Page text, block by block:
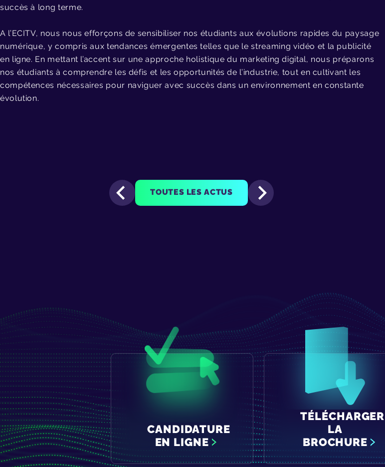
succès à long terme.
A l’ECITV, nous nous efforçons de sensibiliser nos étudiants aux évolutions rapides du paysage
numérique, y compris aux tendances émergentes telles que le streaming vidéo et la publicité
en ligne. En mettant l’accent sur une approche holistique du marketing digital, nous préparons
nos étudiants à comprendre les défis et les opportunités de l’industrie, tout en cultivant les
compétences nécessaires pour naviguer avec succès dans un environnement en constante
évolution.
TOUTES LES ACTUS
CANDIDATURE
EN LIGNE
TÉLÉCHARGER
LA
BROCHURE